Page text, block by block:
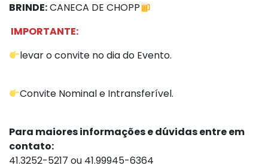
BRINDE:CANECA DE CHOPP
IMPORTANTE:
levar o convite no dia do Evento.
Convite Nominal e Intransferível.
Para maiores informações e dúvidas entre em
contato:
41.3252-5217 ou 41.99945-6364